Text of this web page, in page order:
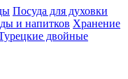
Посуда для духовки
и напитков Хранение
двойные